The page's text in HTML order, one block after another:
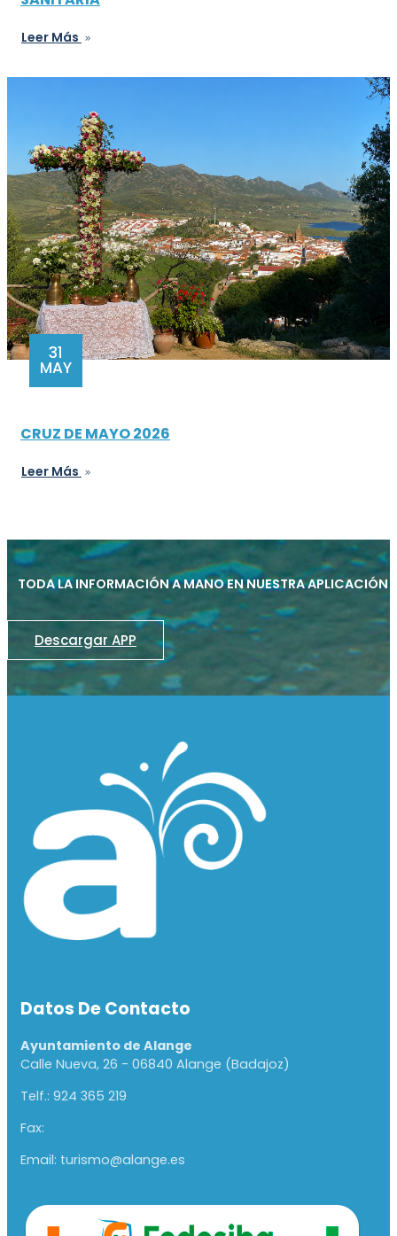
Leer Más
31
MAY
CRUZ DE MAYO 2026
Leer Más
TODA LA INFORMACIÓN A MANO EN NUESTRA APLICACIÓN
Descargar APP
Datos De Contacto
Ayuntamiento de Alange
Calle Nueva, 26 - 06840 Alange (Badajoz)
Telf.: 924 365 219
Fax:
Email: turismo@alange.es